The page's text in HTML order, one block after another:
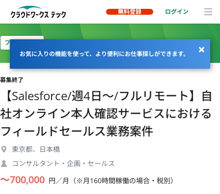
無料登録 ログイン
お気に入りの機能を使って、より便利にお仕事探しができます。
フルリモート
募集終了
【Salesforce/週4日〜/フルリモート】自
社オンライン本人確認サービスにおける
フィールドセールス業務案件
東京都、日本橋
コンサルタント・企画・セールス
〜700,000 円／月（※月160時間稼働の場合・税別）